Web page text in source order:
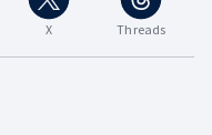
X Threads